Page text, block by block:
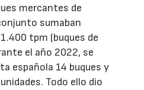
mercantes de
sumaban
tpm (buques de
el año 2022, se
española 14 buques y
Todo ello dio